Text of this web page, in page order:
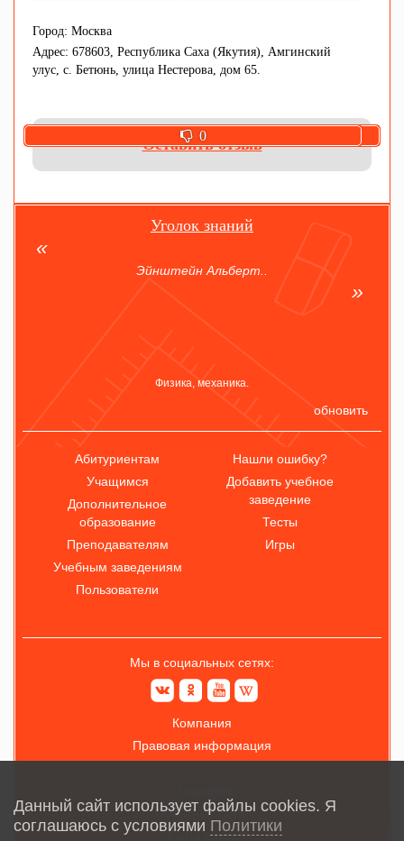
Город: Москва
Адрес: 678603, Республика Саха (Якутия), Амгинский
улус, с. Бетюнь, улица Нестерова, дом 65.
Оставить отзыв
0
Уголок знаний
Эйнштейн Альберт..
Физика, механика.
обновить
Абитуриентам
Учащимся
Дополнительное
образование
Преподавателям
Учебным заведениям
Пользователи
Нашли ошибку?
Добавить учебное
заведение
Тесты
Игры
Мы в социальных сетях:
Компания
Правовая информация
Обратная связь
Карта сайта
Данный сайт использует файлы cookies. Я
соглашаюсь с условиями Политики